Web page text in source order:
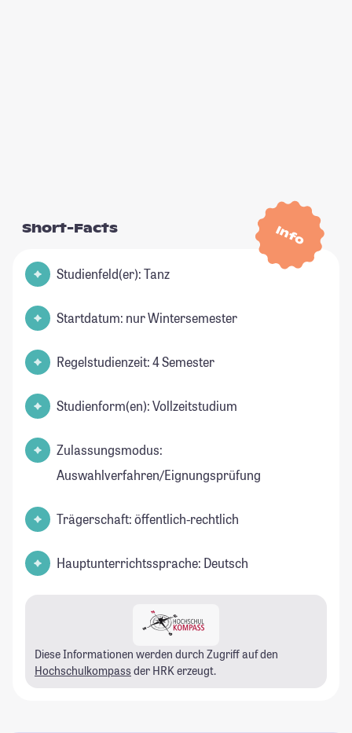
Info
Short-Facts
Studienfeld(er): Tanz
Startdatum: nur Wintersemester
Regelstudienzeit: 4 Semester
Studienform(en): Vollzeitstudium
Zulassungsmodus:
Auswahlverfahren/Eignungsprüfung
Trägerschaft: öffentlich-rechtlich
Hauptunterrichtssprache: Deutsch
Diese Informationen werden durch Zugriff auf den
Hochschulkompass der HRK erzeugt.